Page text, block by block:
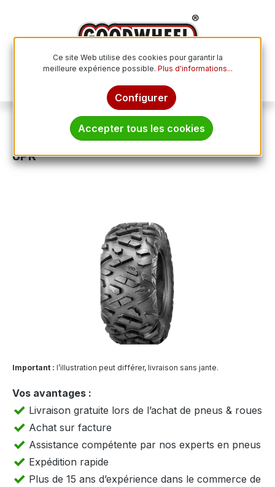
Pneus tout-terrain
JOURNEY 32x10.00 - 15 TL 80J P3501
6PR
Ignorer la galerie d'images
Important : l’illustration peut différer, livraison sans jante.
Vos avantages :
Livraison gratuite lors de l’achat de pneus & roues
Achat sur facture
Assistance compétente par nos experts en pneus
Expédition rapide
Plus de 15 ans d’expérience dans le commerce de
Ce site Web utilise des cookies pour garantir la
meilleure expérience possible. Plus d'informations...
Configurer
Accepter tous les cookies